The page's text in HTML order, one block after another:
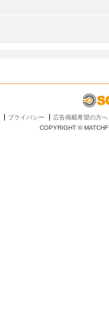
プライバシー
広告掲載希望の方へ
COPYRIGHT ©